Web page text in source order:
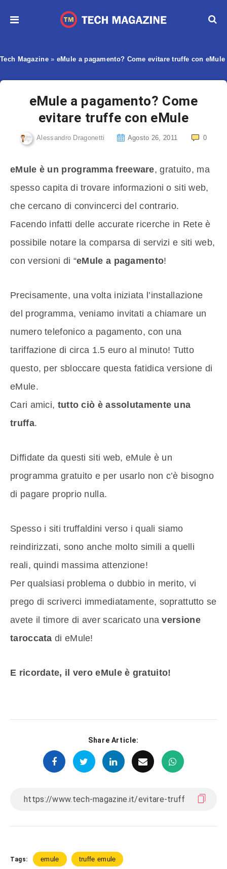
Tech Magazine» eMule a pagamento? Come evitare truffe con eMule
eMule a pagamento? Come
evitare truffe con eMule
Alessandro Dragonetti Agosto 26, 2011 0
eMule è un programma freeware, gratuito, ma
spesso capita di trovare informazioni o siti web,
che cercano di convincerci del contrario.
Facendo infatti delle accurate ricerche in Rete è
possibile notare la comparsa di servizi e siti web,
con versioni di “eMule a pagamento!
Precisamente, una volta iniziata l’installazione
del programma, veniamo invitati a chiamare un
numero telefonico a pagamento, con una
tariffazione di circa 1.5 euro al minuto! Tutto
questo, per sbloccare questa fatidica versione di
eMule.
Cari amici, tutto ciò è assolutamente una
truffa.
Diffidate da questi siti web, eMule è un
programma gratuito e per usarlo non c’è bisogno
di pagare proprio nulla.
Spesso i siti truffaldini verso i quali siamo
reindirizzati, sono anche molto simili a quelli
reali, quindi massima attenzione!
Per qualsiasi problema o dubbio in merito, vi
prego di scriverci immediatamente, soprattutto se
avete il timore di aver scaricato una versione
taroccata di eMule!
E ricordate, il vero eMule è gratuito!
Share Article:
Tags: emule truffe emule